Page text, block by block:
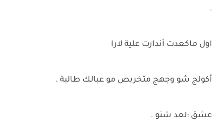
.
اول ماكعدت أندارت علية لارا
أكولج شو وجهج متخربص مو عبالك طالبة .
عشق :لعد شنو .